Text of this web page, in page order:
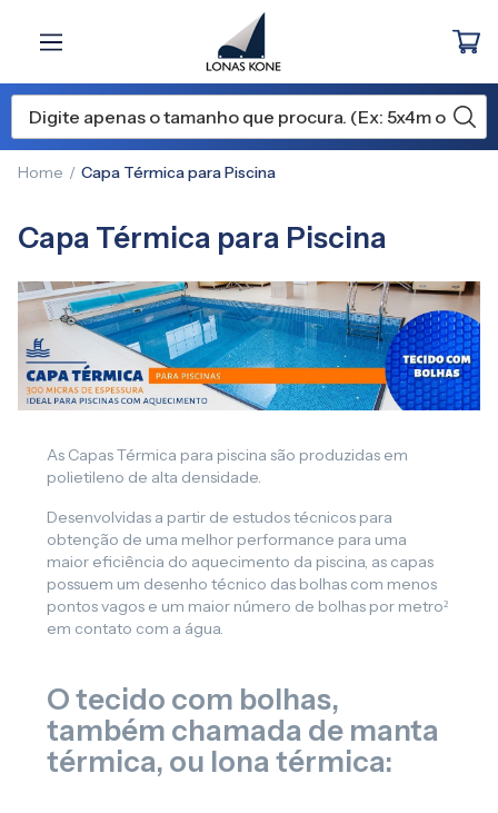
Home Capa Térmica para Piscina
Capa Térmica para Piscina
As Capas Térmica para piscina são produzidas em
polietileno de alta densidade.
Desenvolvidas a partir de estudos técnicos para
obtenção de uma melhor performance para uma
maior eficiência do aquecimento da piscina, as capas
possuem um desenho técnico das bolhas com menos
pontos vagos e um maior número de bolhas por metro²
em contato com a água.
O tecido com bolhas,
também chamada de manta
térmica, ou lona térmica: